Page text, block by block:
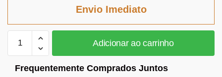
Envio Imediato
direito
pela
Adicionar ao carrinho
Frequentemente Comprados Juntos